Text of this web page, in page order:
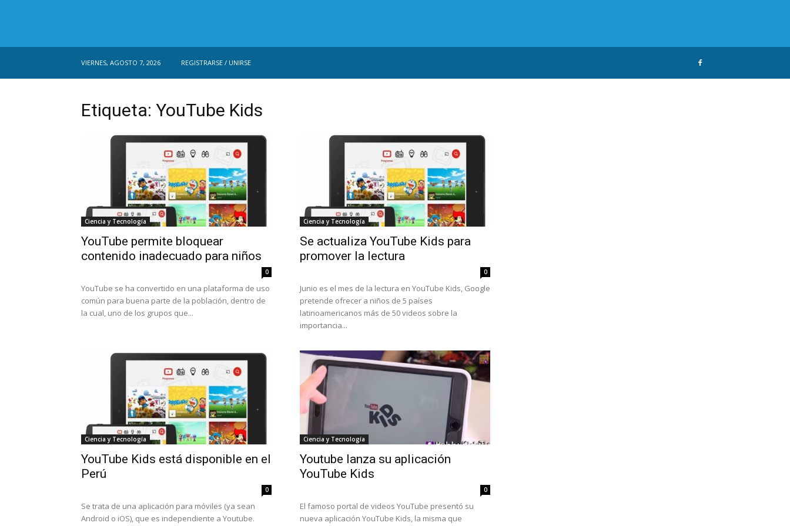
VIERNES, AGOSTO 7, 2026 REGISTRARSE / UNIRSE
Etiqueta: YouTube Kids
Ciencia y Tecnología
YouTube permite bloquear
contenido inadecuado para niños
0
YouTube se ha convertido en una plataforma de uso
común para buena parte de la población, dentro de
la cual, uno de los grupos que...
Ciencia y Tecnología
Se actualiza YouTube Kids para
promover la lectura
0
Junio es el mes de la lectura en YouTube Kids, Google
pretende ofrecer a niños de 5 países
latinoamericanos más de 50 videos sobre la
importancia...
Ciencia y Tecnología
YouTube Kids está disponible en el
Perú
0
Se trata de una aplicación para móviles (ya sean
Android o iOS), que es independiente a Youtube.
Ciencia y Tecnología
​Youtube lanza su aplicación
YouTube Kids
0
El famoso portal de videos YouTube presentó su
nueva aplicación YouTube Kids, la misma que